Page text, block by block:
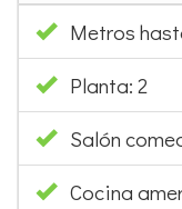
Metros
Planta: 2
Salón
Cocina